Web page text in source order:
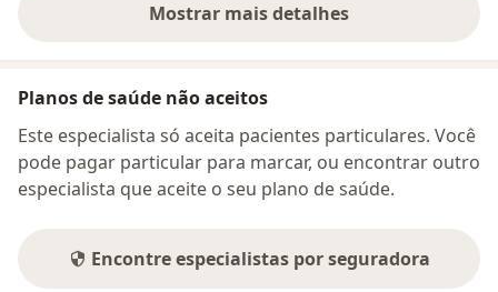
Mostrar mais detalhes
sobre o endereço
Planos de saúde não aceitos
Este especialista só aceita pacientes particulares. Você
pode pagar particular para marcar, ou encontrar outro
especialista que aceite o seu plano de saúde.
Encontre especialistas por seguradora